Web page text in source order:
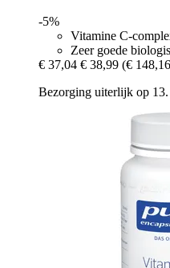
-5%
Vitamine C-
Zeer goede
€ 37,04 € 38,99 (€
Bezorging uiterlijk op 13.